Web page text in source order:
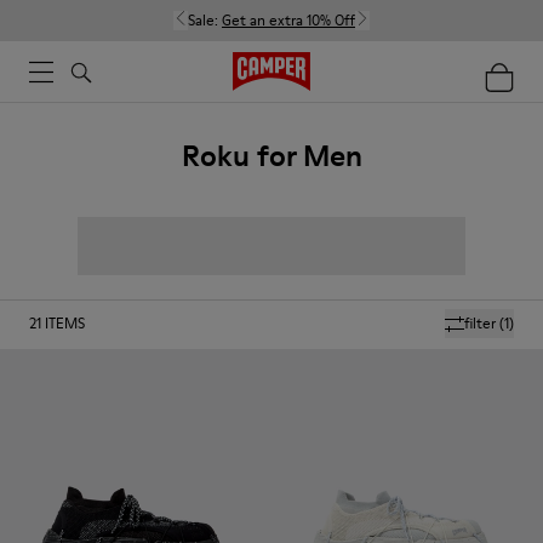
Sale: Get an extra 10% Off
Roku for Men
filter(1)
21 ITEMS